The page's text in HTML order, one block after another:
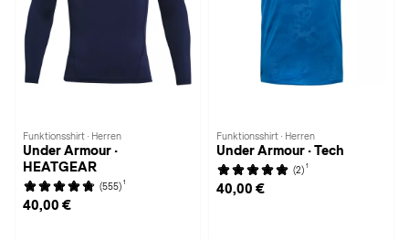
Funktionsshirt · Herren
Under Armour ·
HEATGEAR
(555) 1
40,00 €
Funktionsshirt · Herren
Under Armour · Tech
(2) 1
40,00 €